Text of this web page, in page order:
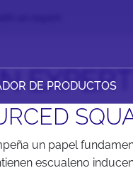
DE PRODUCTOS
EXPERT
un papel
escualeno